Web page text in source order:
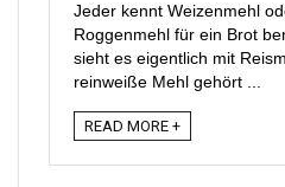
Jeder kennt Weizenmehl
Roggenmehl für ein Brot
sieht es eigentlich mit
reinweiße Mehl gehört ...
READ MORE +